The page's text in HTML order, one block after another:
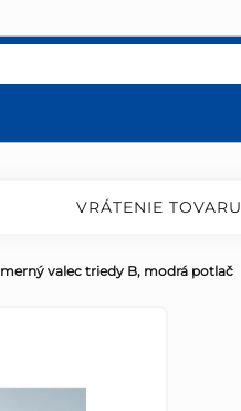
VRÁTENIE TOVARU
valec triedy B, modrá potlač